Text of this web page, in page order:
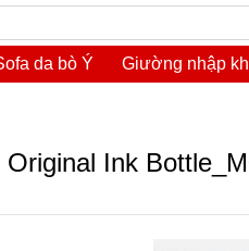
da bò Ý Giường nhập
Ink